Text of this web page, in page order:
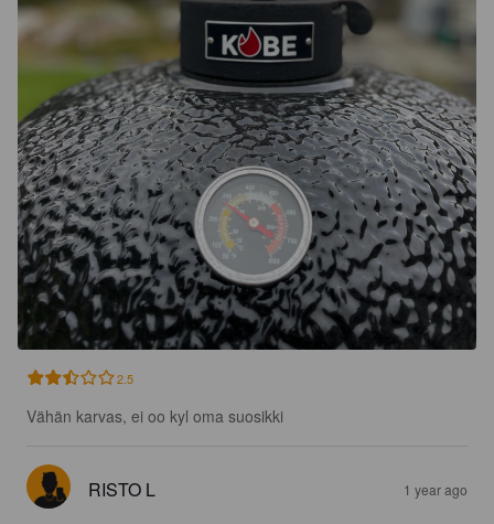
2.5
Vähän karvas, ei oo kyl oma suosikki
RISTO L 1 year ago